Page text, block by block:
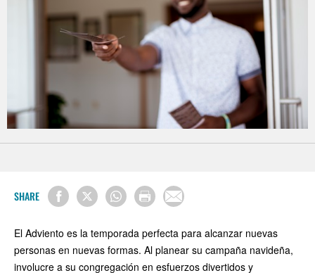
SHARE
El Adviento es la temporada perfecta para alcanzar nuevas
personas en nuevas formas. Al planear su campaña navideña,
involucre a su congregación en esfuerzos divertidos y